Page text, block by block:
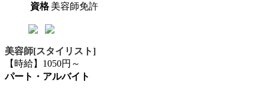
資格 美容師免許
美容師[スタイリスト]
【時給】1050円～
パート・アルバイト